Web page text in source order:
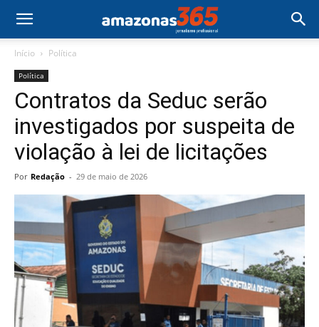
Início Política
Política
Contratos da Seduc serão
investigados por suspeita de
violação à lei de licitações
Por Redação - 29 de maio de 2026